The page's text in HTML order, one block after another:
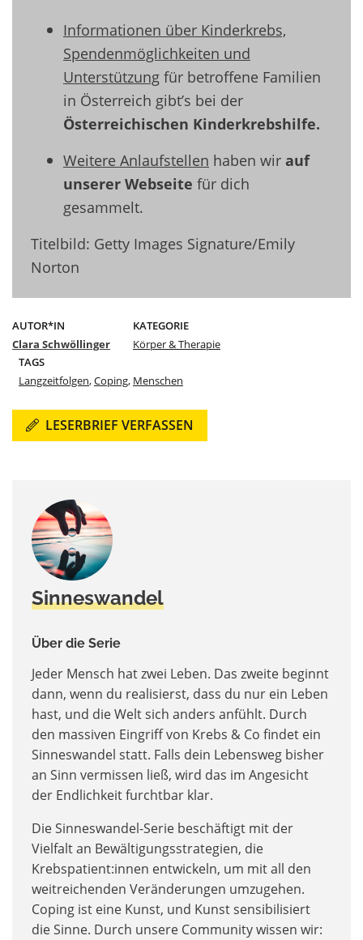
Informationen über Kinderkrebs,
Spendenmöglichkeiten und
Unterstützung für betroffene Familien
in Österreich gibt’s bei der
Österreichischen Kinderkrebshilfe.
Weitere Anlaufstellen haben wir auf
unserer Webseite für dich
gesammelt.
Titelbild: Getty Images Signature/Emily
Norton
AUTOR*IN
Clara Schwöllinger
KATEGORIE
Körper & Therapie
TAGS
Langzeitfolgen,Coping, Menschen
LESERBRIEF VERFASSEN
Sinneswandel
Über die Serie
Jeder Mensch hat zwei Leben. Das zweite beginnt
dann, wenn du realisierst, dass du nur ein Leben
hast, und die Welt sich anders anfühlt. Durch
den massiven Eingriff von Krebs & Co findet ein
Sinneswandel statt. Falls dein Lebensweg bisher
an Sinn vermissen ließ, wird das im Angesicht
der Endlichkeit furchtbar klar.
Die Sinneswandel-Serie beschäftigt mit der
Vielfalt an Bewältigungsstrategien, die
Krebspatient:innen entwickeln, um mit all den
weitreichenden Veränderungen umzugehen.
Coping ist eine Kunst, und Kunst sensibilisiert
die Sinne. Durch unsere Community wissen wir: